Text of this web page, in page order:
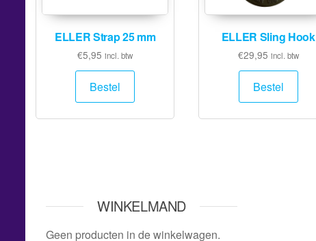
ELLER Strap 25 mm
€5,95 incl. btw
Bestel
ELLER Sling Hook
€29,95 incl. btw
Bestel
WINKELMAND
Geen producten in de winkelwagen.